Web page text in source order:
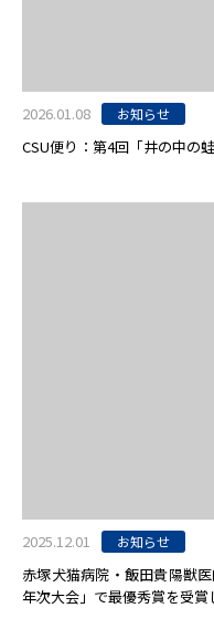
2026.01.08 お知らせ
CSU便り：第4回「井の中の
2025.12.01 お知らせ
赤塚犬猫病院・飯田貴陽獣
年次大会」で最優秀賞を受賞